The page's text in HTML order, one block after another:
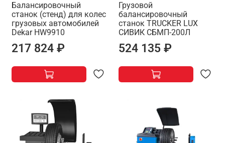
Балансировочный
станок (стенд) для колес
грузовых автомобилей
Dekar HW9910
217 824 ₽
Грузовой
балансировочный
станок TRUCKER LUX
СИВИК СБМП-200Л
524 135 ₽